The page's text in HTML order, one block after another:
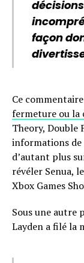
façon
Ce
fermeture ou la
Theory, Double
informations de
d’autant plus
révéler Senua,
Xbox Games
Sous une autre
Layden a filé la